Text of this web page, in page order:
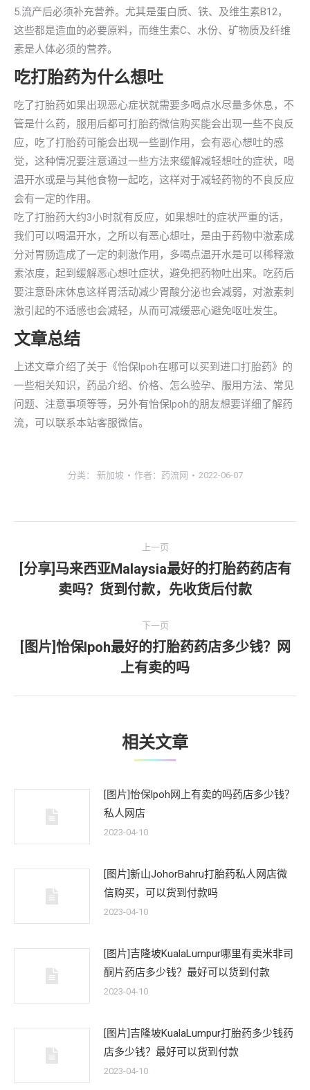
5.流产后必须补充营养。尤其是蛋白质、铁、及维生素B12，
这些都是造血的必要原料，而维生素C、水份、矿物质及纤维
素是人体必须的营养。
吃打胎药为什么想吐
吃了打胎药如果出现恶心症状就需要多喝点水尽量多休息，不
管是什么药，服用后都可打胎药微信购买能会出现一些不良反
应，吃了打胎药可能会出现一些副作用，会有恶心想吐的感
觉，这种情况要注意通过一些方法来缓解减轻想吐的症状，喝
温开水或是与其他食物一起吃，这样对于减轻药物的不良反应
会有一定的作用。
吃了打胎药大约3小时就有反应，如果想吐的症状严重的话，
我们可以喝温开水，之所以有恶心想吐，是由于药物中激素成
分对胃肠造成了一定的刺激作用，多喝点温开水是可以稀释激
素浓度，起到缓解恶心想吐症状，避免把药物吐出来。吃药后
要注意卧床休息这样胃活动减少胃酸分泌也会减弱，对激素刺
激引起的不适感也会减轻，从而可减缓恶心避免呕吐发生。
文章总结
上述文章介绍了关于《怡保lpoh在哪可以买到进口打胎药》的
一些相关知识，药品介绍、价格、怎么验孕、服用方法、常见
问题、注意事项等等，另外有怡保lpoh的朋友想要详细了解药
流，可以联系本站客服微信。
分类： 新加坡 作者： 药流网 2022-06-07
章
上一页
一
[分享]马来西亚Malaysia最好的打胎药药店有
卖吗？货到付款，先收货后付款
下一页
下
一
文
[图片]怡保lpoh最好的打胎药药店多少钱？网
上有卖的吗
相关文章
[图片]怡保lpoh网上有卖的吗药店多少钱？
私人网店
2023-04-10
[图片]新山JohorBahru打胎药私人网店微
信购买，可以货到付款吗
2023-04-10
[图片]吉隆坡KualaLumpur哪里有卖米非司
酮片药店多少钱？最好可以货到付款
2023-04-10
[图片]吉隆坡KualaLumpur打胎药多少钱药
店多少钱？最好可以货到付款
2023-04-10